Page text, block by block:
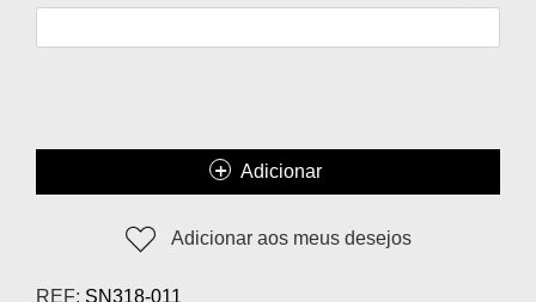
Adicionar
Adicionar aos meus desejos
REF: SN318-011